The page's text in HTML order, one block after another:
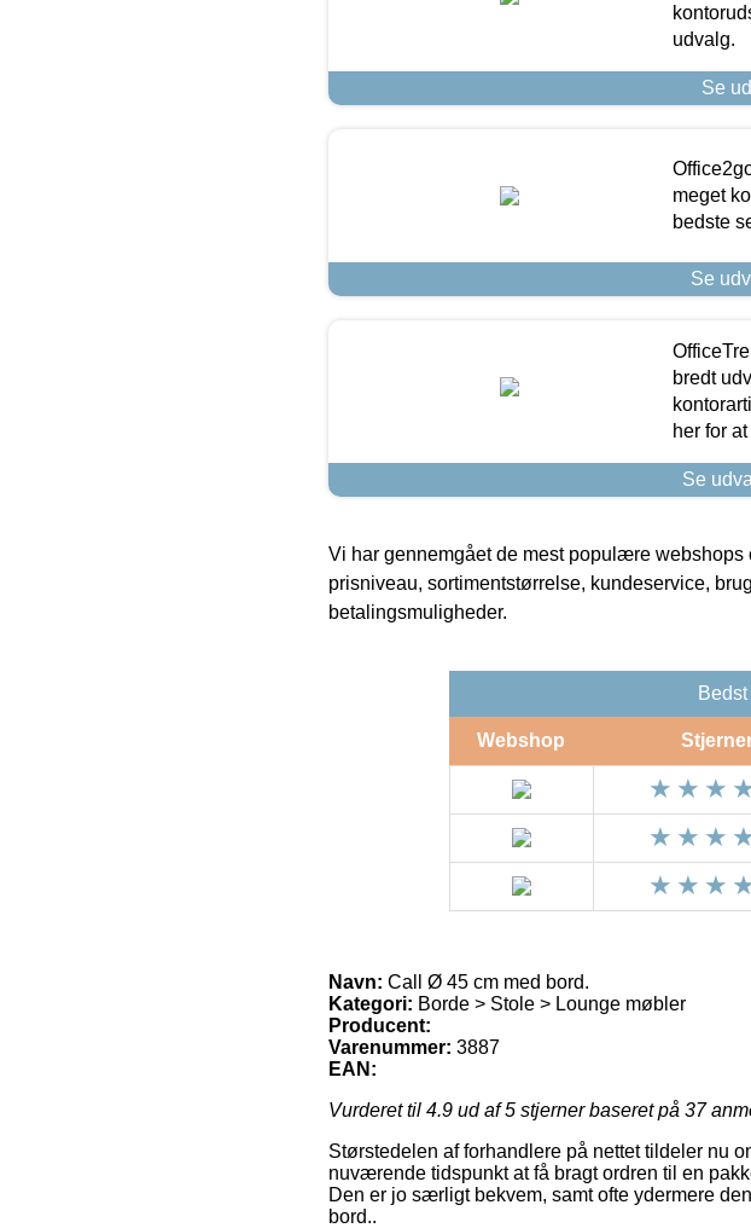
udvalg.
Se
meget
bedste
Se
bredt
her for
Se
Vi har gennemgået de mest populære webshops
prisniveau, sortimentstørrelse, kundeservice,
betalingsmuligheder.
Webshop
Navn: Call Ø 45 cm med bord.
Kategori: Borde > Stole > Lounge møbler
Producent:
Varenummer: 3887
EAN:
Vurderet til 4.9 ud af 5 stjerner baseret på 37
Størstedelen af forhandlere på nettet tildeler nu
nuværende tidspunkt at få bragt ordren til en
Den er jo særligt bekvem, samt ofte ydermere
bord..